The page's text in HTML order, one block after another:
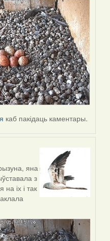
каб пакідаць каментары.
яна
з
на іх і так